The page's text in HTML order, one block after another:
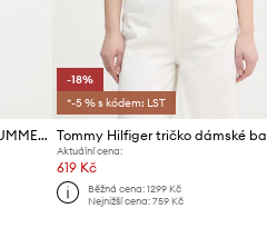
Tommy Hilfiger tričko dámské SUMMER
-18%
*-5 % s kódem: LST
Aktuální cena:
619 Kč
Běžná cena: 1299 Kč
Nejnižší cena: 759 Kč